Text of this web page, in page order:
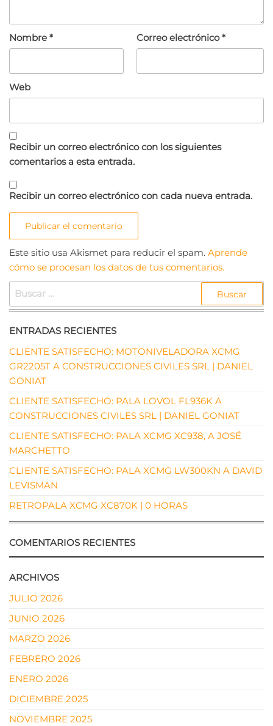
Nombre * Correo electrónico*
Web
Recibir un correo electrónico con los siguientes
comentarios a esta entrada.
Recibir un correo electrónico con cada nueva entrada.
Este sitio usa Akismet para reducir el spam. Aprende
cómo se procesan los datos de tus comentarios.
BUSCAR:
ENTRADAS RECIENTES
CLIENTE SATISFECHO: MOTONIVELADORA XCMG
GR2205T A CONSTRUCCIONES CIVILES SRL | DANIEL
GONIAT
CLIENTE SATISFECHO: PALA LOVOL FL936K A
CONSTRUCCIONES CIVILES SRL | DANIEL GONIAT
CLIENTE SATISFECHO: PALA XCMG XC938, A JOSÉ
MARCHETTO
CLIENTE SATISFECHO: PALA XCMG LW300KN A DAVID
LEVISMAN
RETROPALA XCMG XC870K | 0 HORAS
COMENTARIOS RECIENTES
ARCHIVOS
JULIO 2026
JUNIO 2026
MARZO 2026
FEBRERO 2026
ENERO 2026
DICIEMBRE 2025
NOVIEMBRE 2025